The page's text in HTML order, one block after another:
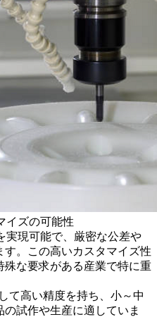
イズの可能性
実現可能で、厳密な公差や
。この高いカスタマイズ性
な要求がある産業で特に重
て高い精度を持ち、小～中
試作や生産に適していま